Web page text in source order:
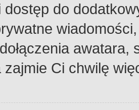
dostęp do
zajmie Ci chwilę